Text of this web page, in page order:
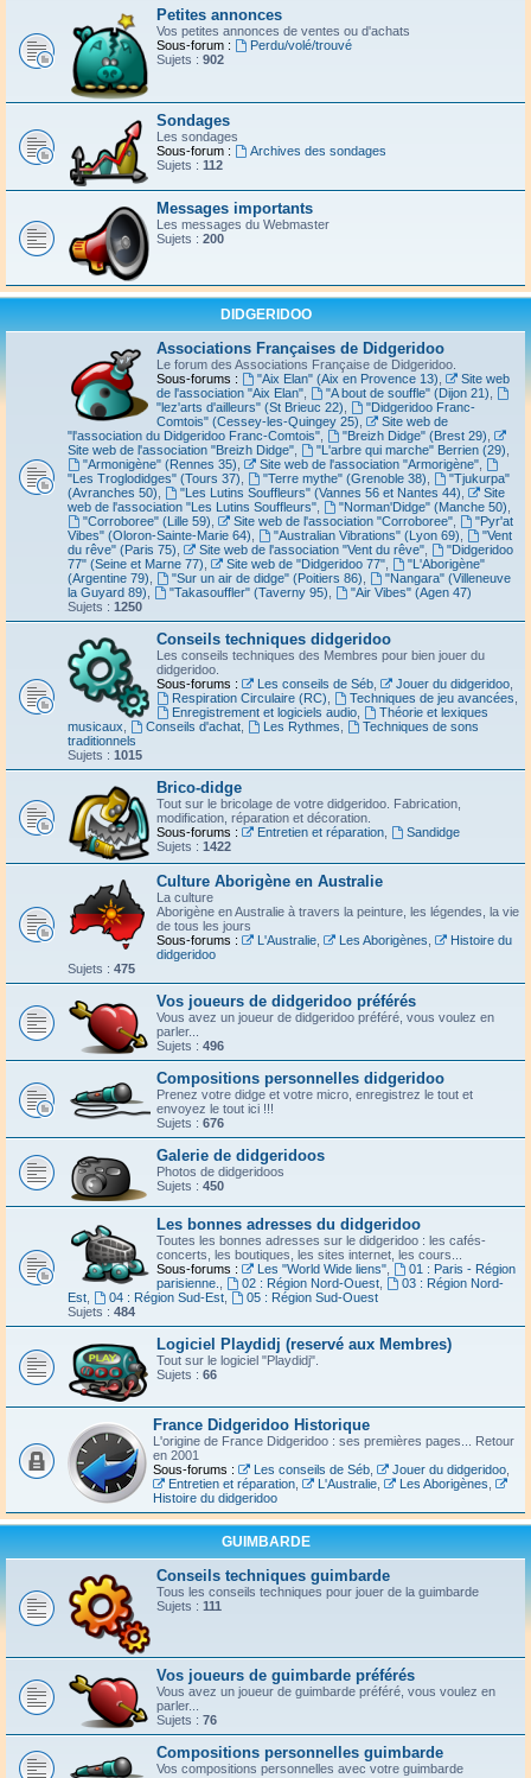
Petites annonces
Vos petites annonces de ventes ou d'achats
Sous-forum :
Perdu/volé/trouvé
Sujets : 902
Sondages
Les sondages
Sous-forum :
Archives des sondages
Sujets : 112
Messages importants
Les messages du Webmaster
Sujets : 200
DIDGERIDOO
Associations Françaises de Didgeridoo
Le forum des Associations Française de Didgeridoo.
Sous-forums :
"Aix Elan" (Aix en Provence 13)
Site web
de l'association "Aix Elan"
"A bout de souffle" (Dijon 21)
"lez'arts d'ailleurs" (St Brieuc 22)
"Didgeridoo Franc-
Comtois" (Cessey-les-Quingey 25)
Site web de
"l'association du Didgeridoo Franc-Comtois"
"Breizh Didge" (Brest 29)
Site web de l'association "Breizh Didge"
"L'arbre qui marche" Berrien (29)
"Armonigène" (Rennes 35)
Site web de l'association "Armorigène",
"Les Troglodidges" (Tours 37)
"Terre mythe" (Grenoble 38)
"Tjukurpa"
(Avranches 50)
"Les Lutins Souffleurs" (Vannes 56 et Nantes 44)
Site
web de l'association "Les Lutins Souffleurs"
"Norman'Didge" (Manche 50)
"Corroboree" (Lille 59)
Site web de l'association "Corroboree",
"Pyr'at
Vibes" (Oloron-Sainte-Marie 64)
"Australian Vibrations" (Lyon 69)
"Vent
du rêve" (Paris 75)
Site web de l'association "Vent du rêve",
"Didgeridoo
77" (Seine et Marne 77)
Site web de "Didgeridoo 77",
"L'Aborigène"
(Argentine 79)
"Sur un air de didge" (Poitiers 86)
"Nangara" (Villeneuve
la Guyard 89)
"Takasouffler" (Taverny 95)
"Air Vibes" (Agen 47)
Sujets : 1250
Conseils techniques didgeridoo
Les conseils techniques des Membres pour bien jouer du
didgeridoo.
Sous-forums :
Les conseils de Séb, Jouer du didgeridoo,
Respiration Circulaire (RC)
Techniques de jeu avancées
Enregistrement et logiciels audio,
Théorie et lexiques
musicaux
Conseils d'achat, Les Rythmes
Techniques de sons
traditionnels
Sujets : 1015
Brico-didge
Tout sur le bricolage de votre didgeridoo. Fabrication,
modification, réparation et décoration.
Sous-forums :
Entretien et réparation,
Sandidge
Sujets : 1422
Culture Aborigène en Australie
La culture
Aborigène en Australie à travers la peinture, les légendes, la vie
de tous les jours
Sous-forums :
L'Australie, Les Aborigènes
Histoire du
didgeridoo
Sujets : 475
Vos joueurs de didgeridoo préférés
Vous avez un joueur de didgeridoo préféré, vous voulez en
parler...
Sujets : 496
Compositions personnelles didgeridoo
Prenez votre didge et votre micro, enregistrez le tout et
envoyez le tout ici !!!
Sujets : 676
Galerie de didgeridoos
Photos de didgeridoos
Sujets : 450
Les bonnes adresses du didgeridoo
Toutes les bonnes adresses sur le didgeridoo : les cafés-
concerts, les boutiques, les sites internet, les cours...
Sous-forums :
Les "World Wide liens",
01 : Paris - Région
parisienne.
02 : Région Nord-Ouest,
03 : Région Nord-
Est
04 : Région Sud-Est,
05 : Région Sud-Ouest
Sujets : 484
Logiciel Playdidj (reservé aux Membres)
Tout sur le logiciel "Playdidj".
Sujets : 66
France Didgeridoo Historique
L'origine de France Didgeridoo : ses premières pages... Retour
en 2001
Sous-forums :
Les conseils de Séb, Jouer du didgeridoo,
Entretien et réparation, L'Australie, Les Aborigènes
Histoire du didgeridoo
GUIMBARDE
Conseils techniques guimbarde
Tous les conseils techniques pour jouer de la guimbarde
Sujets : 111
Vos joueurs de guimbarde préférés
Vous avez un joueur de guimbarde préféré, vous voulez en
parler...
Sujets : 76
Compositions personnelles guimbarde
Vos compositions personnelles avec votre guimbarde